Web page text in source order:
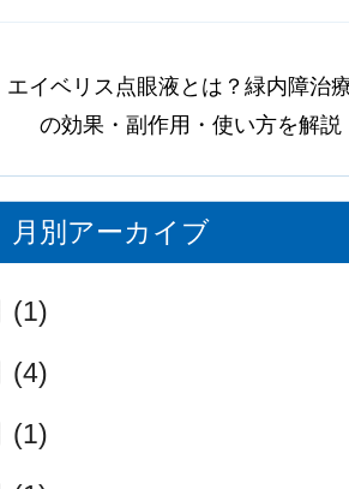
エイベリス点眼液とは？緑内障治
の効果・副作用・使い方を解説
月別アーカイブ
(1)
(4)
(1)